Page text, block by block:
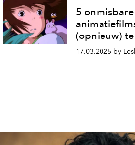
5 onmisbare
(opnieuw)
17.03.2025 by